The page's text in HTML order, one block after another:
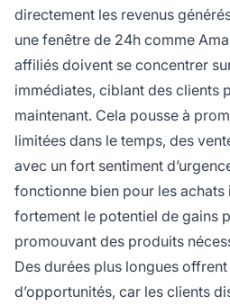
directement les revenus
une fenêtre de 24h comme
affiliés doivent se concentrer
immédiates, ciblant des clients
maintenant. Cela pousse à
limitées dans le temps, des
avec un fort sentiment
fonctionne bien pour les
fortement le potentiel de gains
promouvant des produits
Des durées plus longues
d’opportunités, car les clients